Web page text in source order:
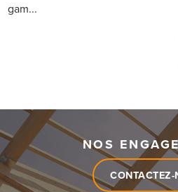
gam...
NOS
CONTACTEZ-